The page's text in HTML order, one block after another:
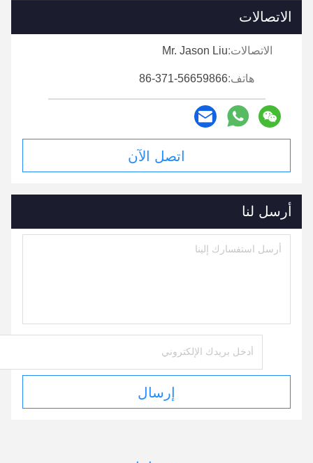
الاتصالات
الاتصالات:Mr. Jason Liu
هاتف:86-371-56659866
اتصل الآن
أرسل لنا
إرسال